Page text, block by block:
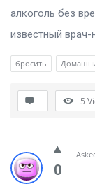
алкоголь без
известный врач-
бросить
5
0